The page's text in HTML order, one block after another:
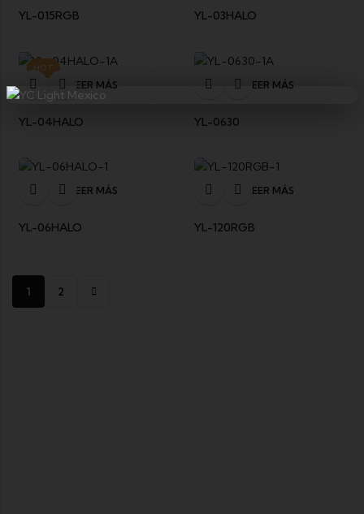
YL-015RGB YL-03HALO
HOT
LEER MÁS
YL-04HALO
LEER MÁS
YL-0630
LEER MÁS
YL-06HALO
LEER MÁS
YL-120RGB
1 2